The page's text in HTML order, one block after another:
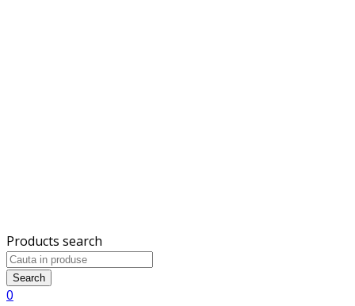
Products search
Search
0